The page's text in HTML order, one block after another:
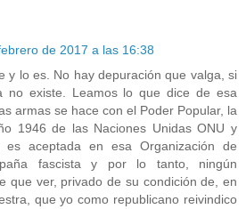
de 2017 a las 16:38
y lo es. No hay depuración que valga, si
no existe. Leamos lo que dice de esa
armas se hace con el Poder Popular, la
1946 de las Naciones Unidas ONU y
aceptada en esa Organización de
fascista y por lo tanto, ningún
que ver, privado de su condición de, en
que yo como republicano reivindico